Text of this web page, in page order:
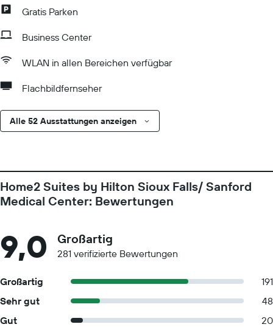
Gratis Parken
Business Center
WLAN in allen Bereichen verfügbar
Flachbildfernseher
Alle 52 Ausstattungen anzeigen
Home2 Suites by Hilton Sioux Falls/ Sanford
Medical Center: Bewertungen
9,0 Großartig
281 verifizierte Bewertungen
Großartig
191
Sehr gut
48
Gut
20